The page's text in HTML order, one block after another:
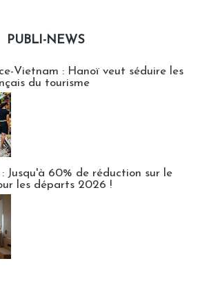
PUBLI-NEWS
Vietnam : Hanoï veut séduire les
du tourisme
Jusqu'à 60% de réduction sur le
les départs 2026 !